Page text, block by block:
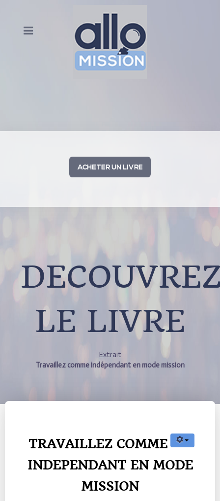
ACHETER UN LIVRE
LE LIVRE
Extrait
Travaillez comme indépendant en mode mission
TRAVAILLEZ COMME
INDEPENDANT EN MODE
MISSION